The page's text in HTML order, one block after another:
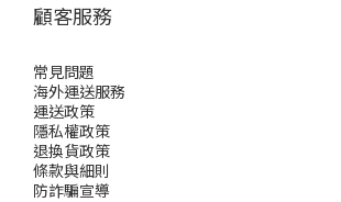
顧客服務
常見問題
海外運送服務
運送政策
隱私權政策
退換貨政策
條款與細則
防詐騙宣導